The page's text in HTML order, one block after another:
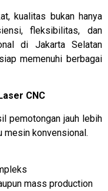
kualitas bukan hanya
fleksibilitas, dan
di Jakarta Selatan
memenuhi berbagai
CNC
pemotongan jauh lebih
mesin konvensional.
mass production